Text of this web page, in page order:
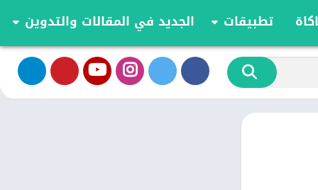
تطبيقات
الموسيقى والصوت
أدوات الفيديو
تخصيص
الكتب والمراجع
الجديد في المقالات والتدوين
تحديثات وأخبار أندرويد
مقارنة وشرح العاب اندرويد
مراجعة ومقارنة تطبيقات أندرويد